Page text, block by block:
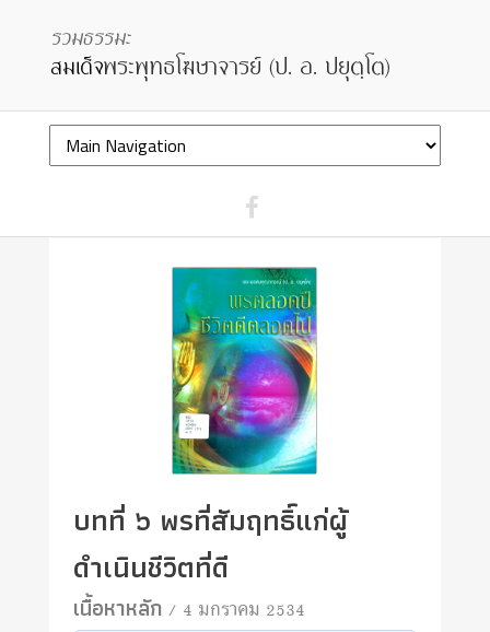
บทที่ ๖ พรที่สัมฤทธิ์แก่ผู้
ดำเนินชีวิตที่ดี
เนื้อหาหลัก/ 4 มกราคม 2534